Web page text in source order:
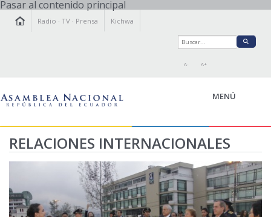
Pasar al contenido principal
Radio ·TV · Prensa Kichwa
A- A+
MENÚ
LA ASAMBLEA
FISCALIZAMOS
TRANSPARENCIA
RELACIONES INTERNACIONALES